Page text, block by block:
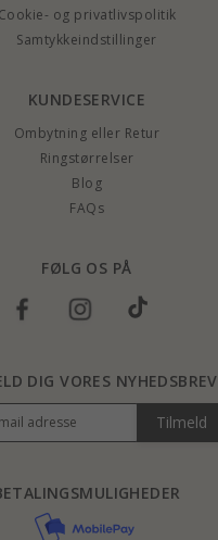
Cookie- og privatlivspolitik
Samtykkeindstillinger
KUNDESERVICE
Ombytning eller Retur
Ringstørrelser
Blog
FAQs
FØLG OS PÅ
DIG VORES NYHEDSBREV
Tilmeld